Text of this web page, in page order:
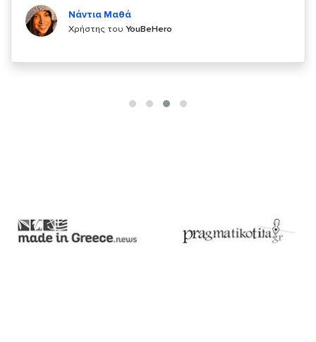
Χρήστης τουYouBeHero